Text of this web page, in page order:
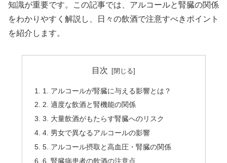
知識が重要です。この記事では、アルコールと腎臓の関係
をわかりやすく解説し、日々の飲酒で注意すべきポイント
を紹介します。
目次
1. アルコールが腎臓に与える影響とは？
2. 適度な飲酒と腎機能の関係
3. 大量飲酒がもたらす腎臓へのリスク
4. 男女で異なるアルコールの影響
5. アルコール摂取と高血圧・腎臓の関係
6. 腎臓病患者の飲酒の注意点